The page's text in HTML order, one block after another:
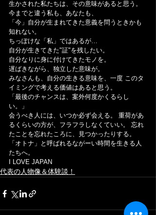
生かされた私たちは、その意味があると思う。
今までと違う私も、あなたも、
「今」自分が生まれてきた意義を問うときかも
知れない。
ちっぽけな「私」ではあるが…
自分が生きてきた"証"を残したい。
自分なりに身に付けてきたモノを。
遅ばきながら、独立した意味が。
みなさんも、自分の生きる意味を、一度 このタ
イミングで考える価値はあると思う。
「最後のチャンスは、案外何度かくるらし
い。」
会うべき人には、いつか必ず会える。 重荷があ
るくらいの方が、フラフラしなくていい。 忘れ
たことを忘れたころに、見つかったりする。
「オトナ」と呼ばれるながーい時間を生きる人
たちへ。
I LOVE JAPAN
代表の人物像＆体験談！